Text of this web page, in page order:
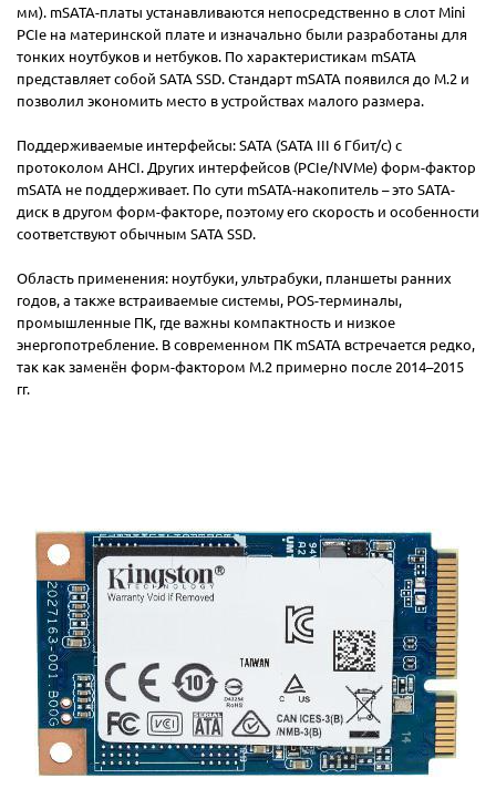
мм). mSATA-платы устанавливаются непосредственно в слот Mini
PCIe на материнской плате и изначально были разработаны для
тонких ноутбуков и нетбуков. По характеристикам mSATA
представляет собой SATA SSD. Стандарт mSATA появился до M.2 и
позволил экономить место в устройствах малого размера.
Поддерживаемые интерфейсы: SATA (SATA III 6 Гбит/с) с
протоколом AHCI. Других интерфейсов (PCIe/NVMe) форм-фактор
mSATA не поддерживает. По сути mSATA-накопитель – это SATA-
диск в другом форм-факторе, поэтому его скорость и особенности
соответствуют обычным SATA SSD.
Область применения: ноутбуки, ультрабуки, планшеты ранних
годов, а также встраиваемые системы, POS-терминалы,
промышленные ПК, где важны компактность и низкое
энергопотребление. В современном ПК mSATA встречается редко,
так как заменён форм-фактором M.2 примерно после 2014–2015
гг.